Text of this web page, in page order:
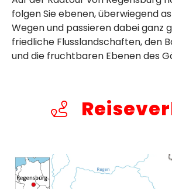
folgen Sie ebenen, überwiegend
Wegen und passieren dabei ganz
friedliche Flusslandschaften, den
und die fruchtbaren Ebenen des